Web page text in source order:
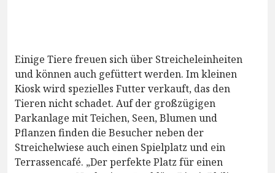
Einige Tiere freuen sich über Streicheleinheiten
und können auch gefüttert werden. Im kleinen
Kiosk wird spezielles Futter verkauft, das den
Tieren nicht schadet. Auf der großzügigen
Parkanlage mit Teichen, Seen, Blumen und
Pflanzen finden die Besucher neben der
Streichelwiese auch einen Spielplatz und ein
Terrassencafé. „Der perfekte Platz für einen